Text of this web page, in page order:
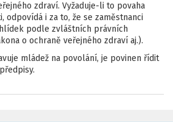
zdraví. Vyžaduje-li to povaha
odpovídá i za to, že se zaměstnanci
podle zvláštních právních
o ochraně veřejného zdraví aj.).
mládež na povolání, je povinen řídit